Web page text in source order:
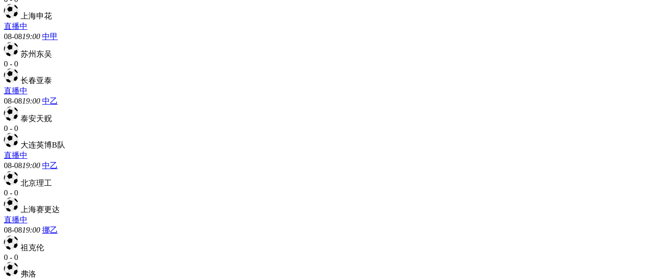
上海申花
直播中
08-0819:00 中甲
苏州东吴
0 - 0
长春亚泰
直播中
08-0819:00 中乙
泰安天贶
0 - 0
大连英博B队
直播中
08-0819:00 中乙
北京理工
0 - 0
上海赛更达
直播中
08-0819:00 挪乙
祖克伦
0 - 0
弗洛